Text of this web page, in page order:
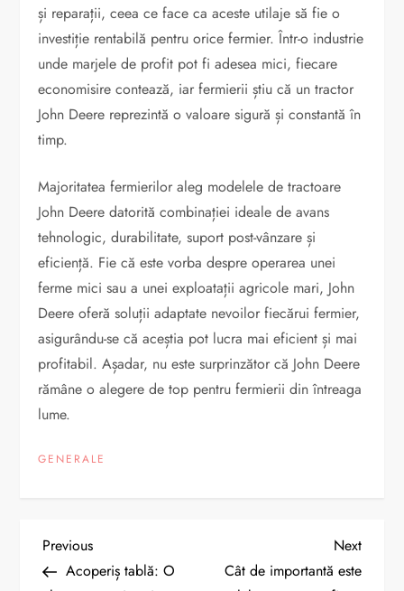
și reparații, ceea ce face ca aceste utilaje să fie o
investiție rentabilă pentru orice fermier. Într-o industrie
unde marjele de profit pot fi adesea mici, fiecare
economisire contează, iar fermierii știu că un tractor
John Deere reprezintă o valoare sigură și constantă în
timp.
Majoritatea fermierilor aleg modelele de tractoare
John Deere datorită combinației ideale de avans
tehnologic, durabilitate, suport post-vânzare și
eficiență. Fie că este vorba despre operarea unei
ferme mici sau a unei exploatații agricole mari, John
Deere oferă soluții adaptate nevoilor fiecărui fermier,
asigurându-se că aceștia pot lucra mai eficient și mai
profitabil. Așadar, nu este surprinzător că John Deere
rămâne o alegere de top pentru fermierii din întreaga
lume.
GENERALE
N
Previous
Post
Previous
Acoperiș tablă: O
Next
Post
Next
Cât de importantă este